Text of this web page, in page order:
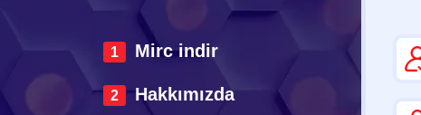
Mirc indir
Hakkımızda